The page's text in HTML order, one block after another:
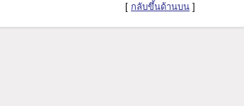
[ กลับขึ้นด้านบน ]